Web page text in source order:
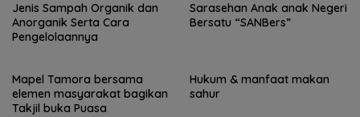
Jenis Sampah Organik dan
Anorganik Serta Cara
Pengelolaannya
Sarasehan Anak anak Negeri
Bersatu “SANBers”
Mapel Tamora bersama
elemen masyarakat bagikan
Takjil buka Puasa
Hukum & manfaat makan
sahur